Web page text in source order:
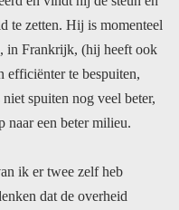
naar een beter milieu.
ik er twee zelf heb
dat de overheid
dan nog eens na…
deze gecreëerde